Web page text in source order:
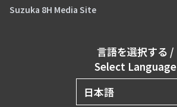
Suzuka 8H Media Site
言語を選択する /
Select Language